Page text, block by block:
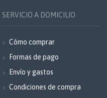
SERVICIO A DOMICILIO
Cómo comprar
Formas de pago
Envío y gastos
Condiciones de compra